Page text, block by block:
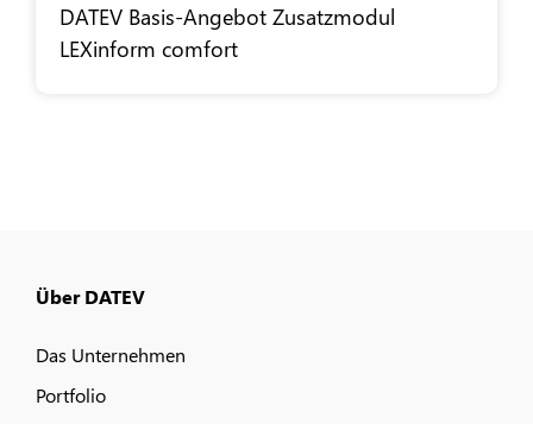
DATEV Basis-Angebot Zusatzmodul
LEXinform comfort
Über DATEV
Das Unternehmen
Portfolio